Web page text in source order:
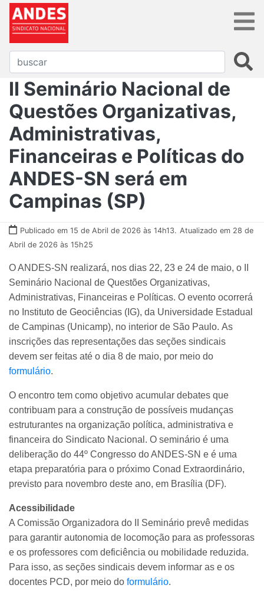
II Seminário Nacional de
Questões Organizativas,
Administrativas,
Financeiras e Políticas do
ANDES-SN será em
Campinas (SP)
Publicado em 15 de Abril de 2026 às 14h13. Atualizado em 28 de
Abril de 2026 às 15h25
O ANDES-SN realizará, nos dias 22, 23 e 24 de maio, o II
Seminário Nacional de Questões Organizativas,
Administrativas, Financeiras e Políticas. O evento ocorrerá
no Instituto de Geociências (IG), da Universidade Estadual
de Campinas (Unicamp), no interior de São Paulo. As
inscrições das representações das seções sindicais
devem ser feitas até o dia 8 de maio, por meio do
formulário.
O encontro tem como objetivo acumular debates que
contribuam para a construção de possíveis mudanças
estruturantes na organização política, administrativa e
financeira do Sindicato Nacional. O seminário é uma
deliberação do 44º Congresso do ANDES-SN e é uma
etapa preparatória para o próximo Conad Extraordinário,
previsto para novembro deste ano, em Brasília (DF).
Acessibilidade
A Comissão Organizadora do II Seminário prevê medidas
para garantir autonomia de locomoção para as professoras
e os professores com deficiência ou mobilidade reduzida.
Para isso, as seções sindicais devem informar as e os
docentes PCD, por meio do formulário.